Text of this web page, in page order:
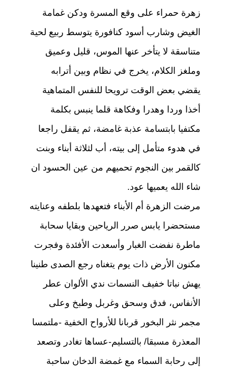
زهرة حمراء على وقع المسرة ودكن غمامة
الغيض وشارب أسود كنافورة يتوسط ربيع لحية
متناسقة لا يتأخر عنها الموس، قليل وعميق
وملغز الكلام، يخرج في نظام وبين أترابه
يقضي بعض الوقت ترويحا للنفس المتماهية
أخذا وردا وهدرا وفكاهة قلما ينبس بكلمة
مكتفيا بابتسامة عذبة غامضة، ثم يقفل راجعا
في هدوء متأمل إلى بيته، أب لثلاثة أبناء وبنت
كالقمر بين النجوم تحميهم من عين الحسود ان
شاء الله يعميها عود.
مرضت الزهرة أم الأبناء فتعهدها بلطفه وعنايته
مستحضرا يابس صرر الرياحين وبقايا سحابة
ماطرة نفضت الغبار وأسعدت الأفئدة وفجرت
مكنون الأرض ذات يوم يتغناه رجع الصدى طنينا
يهش نباتا خفيف النسمات ندي الألوان عطر
الأنفاس، فدق وسحق وغربل وطبخ وعلى
مجمر نثر البخور قربانا للأرواح الخفية -ملتمسا
المعذرة مسبقا/ بالتسليم-عساها تغادر وتصعد
إلى رحابة السماء مع غمضة الدخان ساحبة